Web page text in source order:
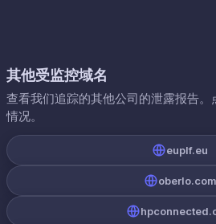
其他受监控域名
查看我们追踪的其他公司的泄露报告
情况。
euplf.eu
oberlo.com